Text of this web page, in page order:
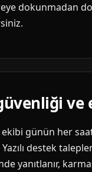
dokunmadan
ve
ekibi günün her
destek
yanıtlanır,